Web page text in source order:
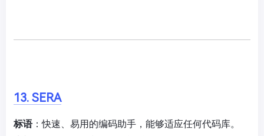
13. SERA
标语：快速、易用的编码助手，能够适应任何代码库。